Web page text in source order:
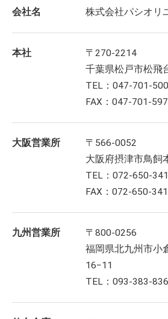
会社名 株式会社パシオリ
本社
〒270-2214
千葉県松戸市松飛
TEL：047-701-
FAX：047-701-
大阪営業所
〒566-0052
大阪府摂津市鳥飼
TEL：072-650-
FAX：072-650-
九州営業所
〒800-0256
福岡県北九州市小
16−11
TEL：093-383-